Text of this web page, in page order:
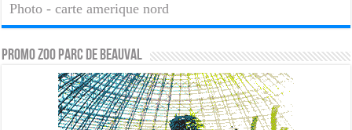
Photo - carte amerique nord
PROMO ZOO PARC DE BEAUVAL